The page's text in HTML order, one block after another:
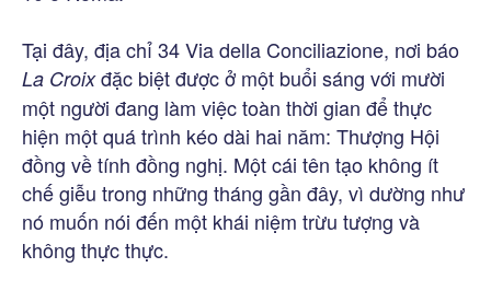
Tại đây, địa chỉ 34 Via della Conciliazione, nơi báo
La Croixđặc biệt được ở một buổi sáng với mười
một người đang làm việc toàn thời gian để thực
hiện một quá trình kéo dài hai năm: Thượng Hội
đồng về tính đồng nghị. Một cái tên tạo không ít
chế giễu trong những tháng gần đây, vì dường như
nó muốn nói đến một khái niệm trừu tượng và
không thực thực.